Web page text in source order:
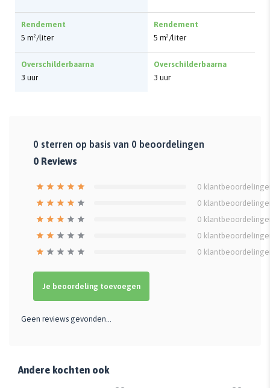
Rendement
5 m²/liter
Overschilderbaarna
3 uur
Rendement
5 m²/liter
Overschilderbaarna
3 uur
0 sterren op basis van 0 beoordelingen
0 Reviews
0
0
0
0
0
Je beoordeling toevoegen
Geen reviews gevonden...
Andere kochten ook